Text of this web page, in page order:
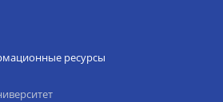
ресурсы